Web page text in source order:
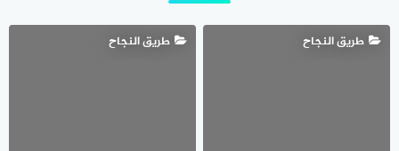
طريق النجاح طريق النجاح